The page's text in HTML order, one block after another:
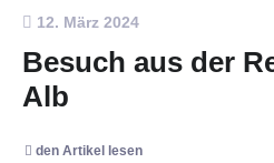
12. März 2024
Besuch aus der
Alb
den Artikel lesen